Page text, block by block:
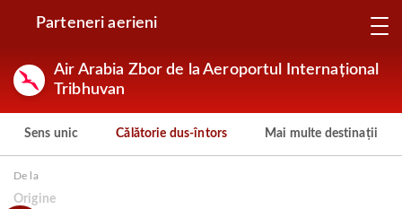
Parteneri aerieni
Air Arabia Zbor de la Aeroportul Internațional
Tribhuvan
Sens unic Călătorie dus-întors Mai multe destinații
De la
Origine